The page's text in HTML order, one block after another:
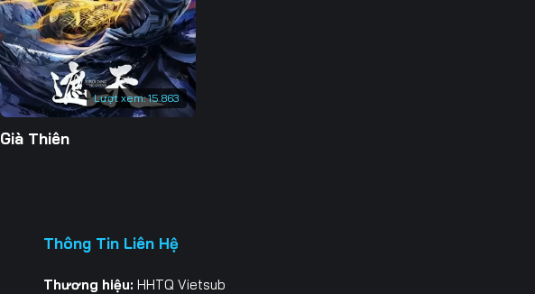
Lượt xem:15.863
Già Thiên
Thông Tin Liên Hệ
Thương hiệu: HHTQ Vietsub